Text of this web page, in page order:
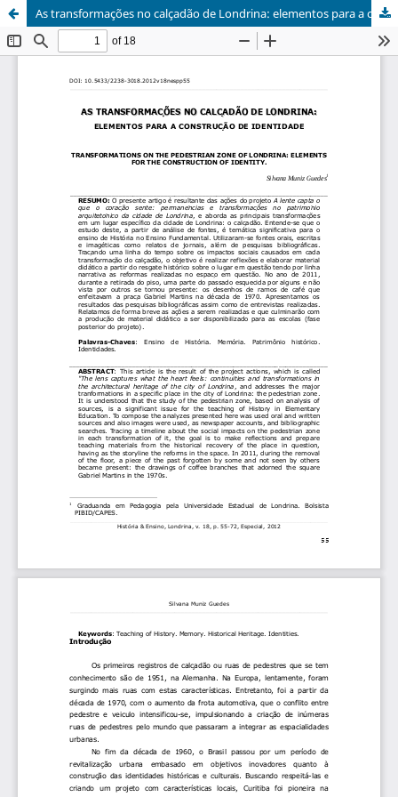
As transformações no calçadão de Londrina: elementos para a construção de identidade